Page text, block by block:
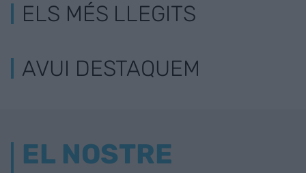
ELS MÉS LLEGITS
AVUI DESTAQUEM
EL NOSTRE